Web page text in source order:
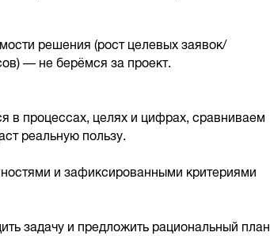
решения (рост целевых заявок/
— не берёмся за проект.
в процессах, целях и цифрах, сравниваем
реальную пользу.
и зафиксированными критериями
задачу и предложить рациональный план